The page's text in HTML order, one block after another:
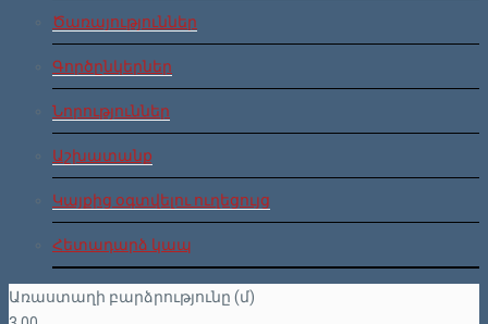
Ծառայություններ
Գործընկերներ
Նորություններ
Աշխատանք
Կայքից օգտվելու ուղեցույց
Հետադարձ կապ
Առաստաղի բարձրությունը (մ)